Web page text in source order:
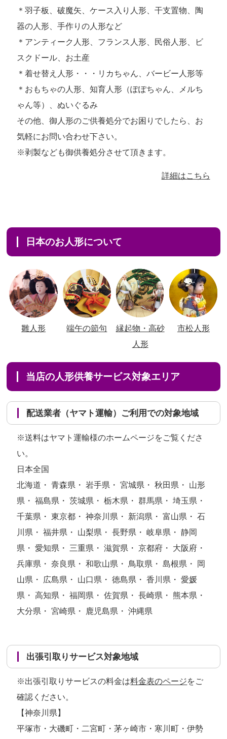
＊羽子板、破魔矢、ケース入り人形、干支置物、陶
器の人形、手作りの人形など
＊アンティーク人形、フランス人形、民俗人形、ビ
スクドール、お土産
＊着せ替え人形・・・リカちゃん、バービー人形等
＊おもちゃの人形、知育人形（ぽぽちゃん、メルち
ゃん等）、ぬいぐるみ
その他、御人形のご供養処分でお困りでしたら、お
気軽にお問い合わせ下さい。
※剥製なども御供養処分させて頂きます。
詳細はこちら
日本のお人形について
雛人形 端午の節句
縁起物・高砂
人形
市松人形
当店の人形供養サービス対象エリア
配送業者（ヤマト運輸）ご利用での対象地域
※送料はヤマト運輸様のホームページをご覧くださ
い。
日本全国
北海道・ 青森県・ 岩手県・ 宮城県・ 秋田県・ 山形
県・ 福島県・ 茨城県・ 栃木県・ 群馬県・ 埼玉県・
千葉県・ 東京都・ 神奈川県・ 新潟県・ 富山県・ 石
川県・ 福井県・ 山梨県・ 長野県・ 岐阜県・ 静岡
県・ 愛知県・ 三重県・ 滋賀県・ 京都府・ 大阪府・
兵庫県・ 奈良県・ 和歌山県・ 鳥取県・ 島根県・ 岡
山県・ 広島県・ 山口県・ 徳島県・ 香川県・ 愛媛
県・ 高知県・ 福岡県・ 佐賀県・ 長崎県・ 熊本県・
大分県・ 宮崎県・ 鹿児島県・ 沖縄県
出張引取りサービス対象地域
※出張引取りサービスの料金は料金表のページをご
確認ください。
【神奈川県】
平塚市・大磯町・二宮町・茅ヶ崎市・寒川町・伊勢